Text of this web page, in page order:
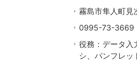
霧島市隼人町
0995-73-3669
役務：データ入
シ、パンフレッ